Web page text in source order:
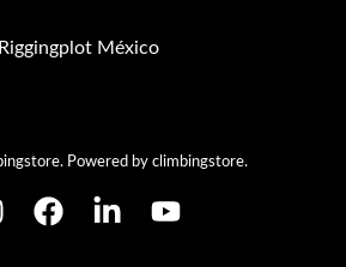
Riggingplot México
Powered by climbingstore.